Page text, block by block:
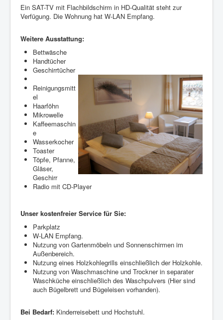
Ein SAT-TV mit Flachbildschirm in HD-Qualität steht zur
Verfügung. Die Wohnung hat W-LAN Empfang.
Weitere Ausstattung:
Bettwäsche
Handtücher
Geschirrtücher
Reinigungsmitt
el
Haarföhn
Mikrowelle
Kaffeemaschin
e
Wasserkocher
Toaster
Töpfe, Pfanne,
Gläser,
Geschirr
Radio mit CD-Player
Unser kostenfreier Service für Sie:
Parkplatz
W-LAN Empfang.
Nutzung von Gartenmöbeln und Sonnenschirmen im
Außenbereich.
Nutzung eines Holzkohlegrills einschließlich der Holzkohle.
Nutzung von Waschmaschine und Trockner in separater
Waschküche einschließlich des Waschpulvers (Hier sind
auch Bügelbrett und Bügeleisen vorhanden).
Bei Bedarf: Kinderreisebett und Hochstuhl.